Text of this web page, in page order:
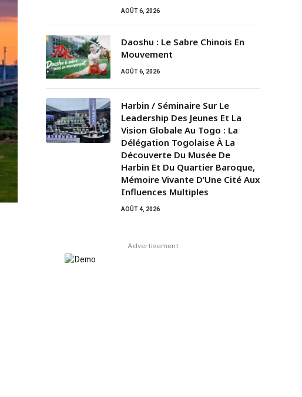
AOÛT 6, 2026
Daoshu : Le Sabre Chinois En
Mouvement
AOÛT 6, 2026
Harbin / Séminaire Sur Le
Leadership Des Jeunes Et La
Vision Globale Au Togo : La
Délégation Togolaise À La
Découverte Du Musée De
Harbin Et Du Quartier Baroque,
Mémoire Vivante D’Une Cité Aux
Influences Multiples
AOÛT 4, 2026
Advertisement